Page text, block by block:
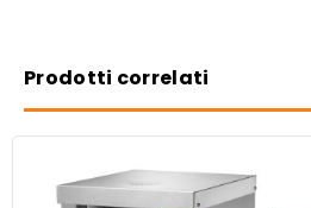
Prodotti correlati